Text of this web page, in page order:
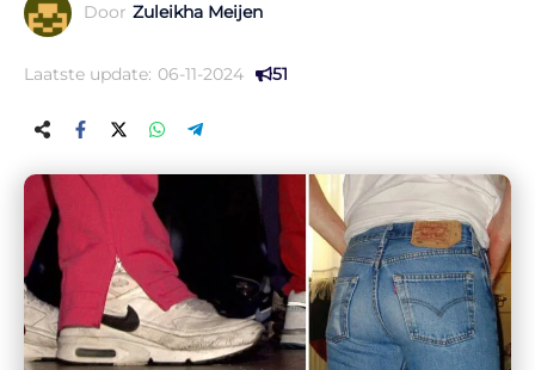
Door Zuleikha Meijen
Laatste update: 06-11-2024 51